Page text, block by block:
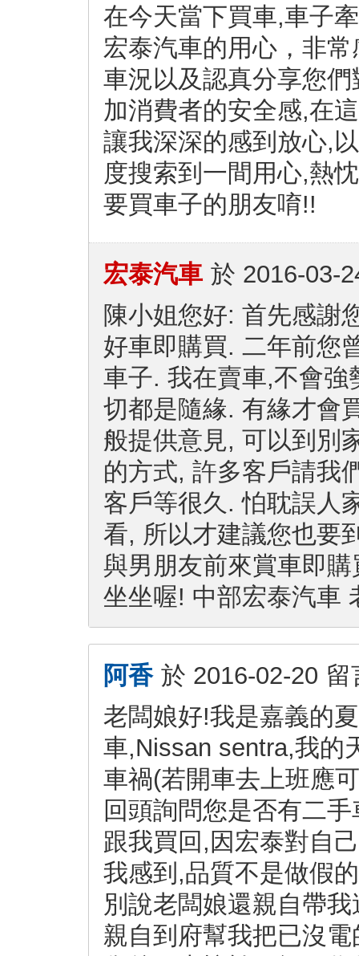
在今天當下買車,車子
宏泰汽車的用心，非
車況以及認真分享您
加消費者的安全感,在
讓我深深的感到放心,
度搜索到一間用心,熱
要買車子的朋友唷!!
宏泰汽車 於 2016-03-
陳小姐您好: 首先感謝
好車即購買. 二年前您
車子. 我在賣車,不會
切都是隨緣. 有緣才會
般提供意見, 可以到別
的方式, 許多客戶請我
客戶等很久. 怕耽誤人
看, 所以才建議您也要
與男朋友前來賞車即
坐坐喔! 中部宏泰汽車
阿香 於 2016-02-20 留
老闆娘好!我是嘉義的
車,Nissan sentra,我的
車禍(若開車去上班應
回頭詢問您是否有二
跟我買回,因宏泰對自
我感到,品質不是做假
別說老闆娘還親自帶
親自到府幫我把已沒